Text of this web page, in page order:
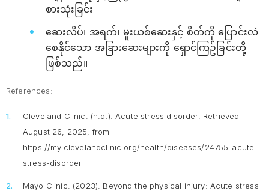
စားသုံးခြင်း
ဆေးလိပ်၊ အရက်၊ မူးယစ်ဆေးနှင့် စိတ်ကို ပြောင်းလဲ
စေနိုင်သော အခြားဆေးများကို ရှောင်ကြဥ်ခြင်းတို့
ဖြစ်သည်။
References:
Cleveland Clinic. (n.d.). Acute stress disorder. Retrieved
August 26, 2025, from
https://my.clevelandclinic.org/health/diseases/24755-acute-
stress-disorder
Mayo Clinic. (2023). Beyond the physical injury: Acute stress